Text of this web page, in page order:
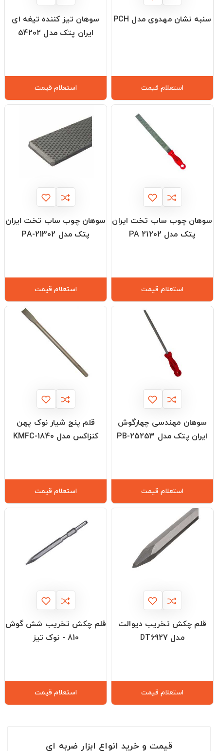
سنبه نشان مهدوی مدل PCH
استعلام قیمت
سوهان تیز کننده تیغه ای
ایران پتک مدل 54202
استعلام قیمت
سوهان چوب ساب تخت ایران
پتک مدل PA 21202
استعلام قیمت
سوهان چوب ساب تخت ایران
پتک مدل PA-21302
استعلام قیمت
سوهان مهندسی چهارگوش
ایران پتک مدل PB-25253
استعلام قیمت
قلم پنج شیار نوک پهن
کنزاکس مدل KMFC-1840
استعلام قیمت
قلم چکش تخریب دیوالت
مدل DT6927
استعلام قیمت
قلم چکش تخریب شش گوش
810 - نوک تیز
استعلام قیمت
قیمت و خرید انواع ابزار ضربه‌ ای